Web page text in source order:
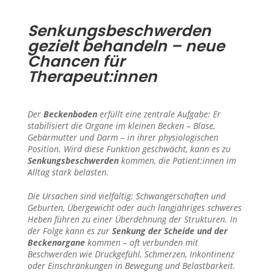
Senkungsbeschwerden
gezielt behandeln – neue
Chancen für
Therapeut:innen
Der Beckenbodenerfüllt eine zentrale Aufgabe: Er
stabilisiert die Organe im kleinen Becken – Blase,
Gebärmutter und Darm – in ihrer physiologischen
Position. Wird diese Funktion geschwächt, kann es zu
Senkungsbeschwerdenkommen, die Patient:innen im
Alltag stark belasten.
Die Ursachen sind vielfältig: Schwangerschaften und
Geburten, Übergewicht oder auch langjähriges schweres
Heben führen zu einer Überdehnung der Strukturen. In
der Folge kann es zur Senkung der Scheide und der
Beckenorganekommen – oft verbunden mit
Beschwerden wie Druckgefühl, Schmerzen, Inkontinenz
oder Einschränkungen in Bewegung und Belastbarkeit.